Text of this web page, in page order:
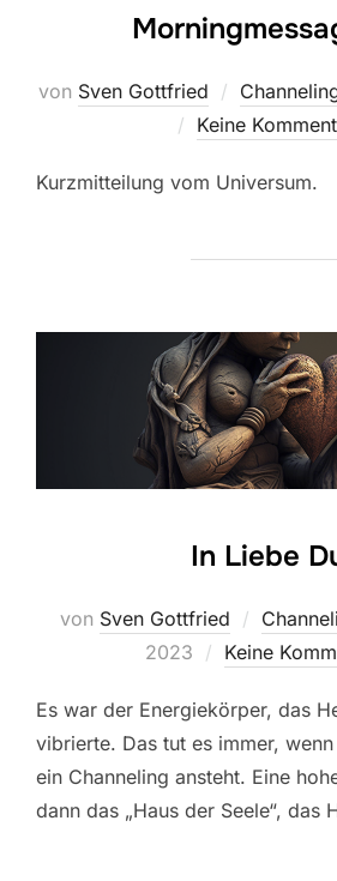
von Sven Gottfried
Keine
Kurzmitteilung vom Universum.
In Liebe
von Sven Gottfried
2023
Keine
Es war der Energiekörper, das
vibrierte. Das tut es immer,
ein Channeling ansteht. Eine
dann das „Haus der Seele“, das